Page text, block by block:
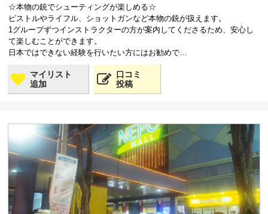
マイリスト
追加
口コミ
投稿
☆本物の銃でシューティングが楽しめる☆
ピストルやライフル、ショットガンなど本物の銃が扱えます。
1グループずつインストラクターの方が案内してくださるため、安心し
て楽しむことができます。
日本ではできない経験を行いたい方にはお勧めで…